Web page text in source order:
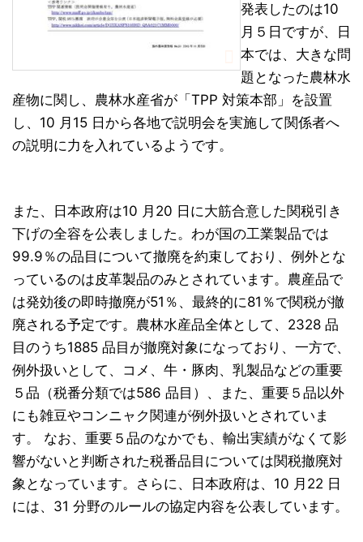
発表したのは10
月５日ですが、日
本では、大きな問
題となった農林水
産物に関し、農林水産省が「TPP 対策本部」を設置
し、10 月15 日から各地で説明会を実施して関係者へ
の説明に力を入れているようです。
また、日本政府は10 月20 日に大筋合意した関税引き
下げの全容を公表しました。わが国の工業製品では
99.9％の品目について撤廃を約束しており、例外とな
っているのは皮革製品のみとされています。農産品で
は発効後の即時撤廃が51％、最終的に81％で関税が撤
廃される予定です。農林水産品全体として、2328 品
目のうち1885 品目が撤廃対象になっており、一方で、
例外扱いとして、コメ、牛・豚肉、乳製品などの重要
５品（税番分類では586 品目）、また、重要５品以外
にも雑豆やコンニャク関連が例外扱いとされていま
す。 なお、重要５品のなかでも、輸出実績がなくて影
響がないと判断された税番品目については関税撤廃対
象となっています。さらに、日本政府は、10 月22 日
には、31 分野のルールの協定内容を公表しています。